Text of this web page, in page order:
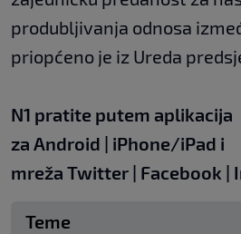
produbljivanja odnosa
priopćeno je iz Ureda
N1 pratite putem aplikacija
za Android | iPhone/iPad i
mreža Twitter | Facebook |
Teme